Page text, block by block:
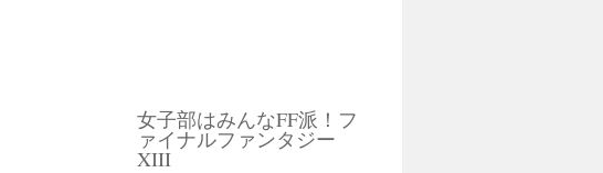
女子部はみんなFF派！フ
ァイナルファンタジー
XIII